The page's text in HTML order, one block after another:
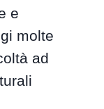
e
molte
ad